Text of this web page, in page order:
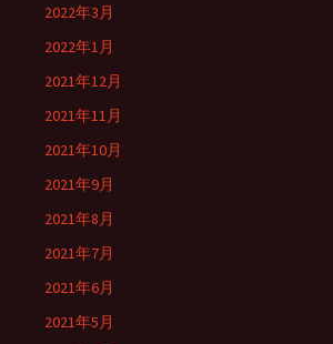
2022年3月
2022年1月
2021年12月
2021年11月
2021年10月
2021年9月
2021年8月
2021年7月
2021年6月
2021年5月